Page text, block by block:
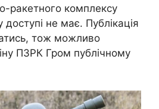
ракетного комплексу
не має. Публікація
тож можливо
ПЗРК Гром публічному